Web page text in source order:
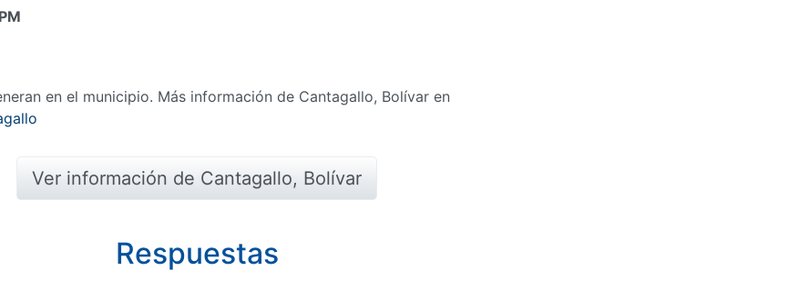
en el municipio. Más información de Cantagallo, Bolívar en
Ver información de Cantagallo, Bolívar
Respuestas